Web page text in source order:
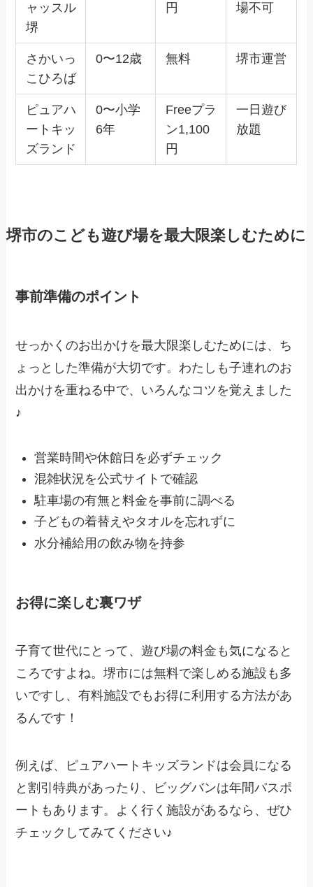
ャッスル
堺
円
場不可
さかいっ
こひろば
0〜12歳 無料 堺市運営
ピュアハ
ートキッ
ズランド
0〜小学
6年
Freeプラ
ン1,100
円
一日遊び
放題
堺市のこども遊び場を最大限楽しむために
事前準備のポイント
せっかくのお出かけを最大限楽しむためには、ち
ょっとした準備が大切です。わたしも子連れのお
出かけを重ねる中で、いろんなコツを覚えました
♪
営業時間や休館日を必ずチェック
混雑状況を公式サイトで確認
駐車場の有無と料金を事前に調べる
子どもの着替えやタオルを忘れずに
水分補給用の飲み物を持参
お得に楽しむ裏ワザ
子育て世代にとって、遊び場の料金も気になると
ころですよね。堺市には無料で楽しめる施設も多
いですし、有料施設でもお得に利用する方法があ
るんです！
例えば、ピュアハートキッズランドは会員になる
と割引特典があったり、ビッグバンは年間パスポ
ートもあります。よく行く施設があるなら、ぜひ
チェックしてみてください♪